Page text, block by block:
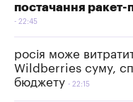
постачання ракет-
22:45
росія може
Wildberries суму,
бюджету
22:15